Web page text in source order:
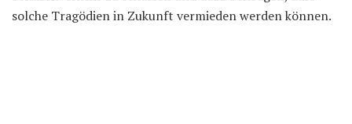
solche Tragödien in Zukunft vermieden werden können.